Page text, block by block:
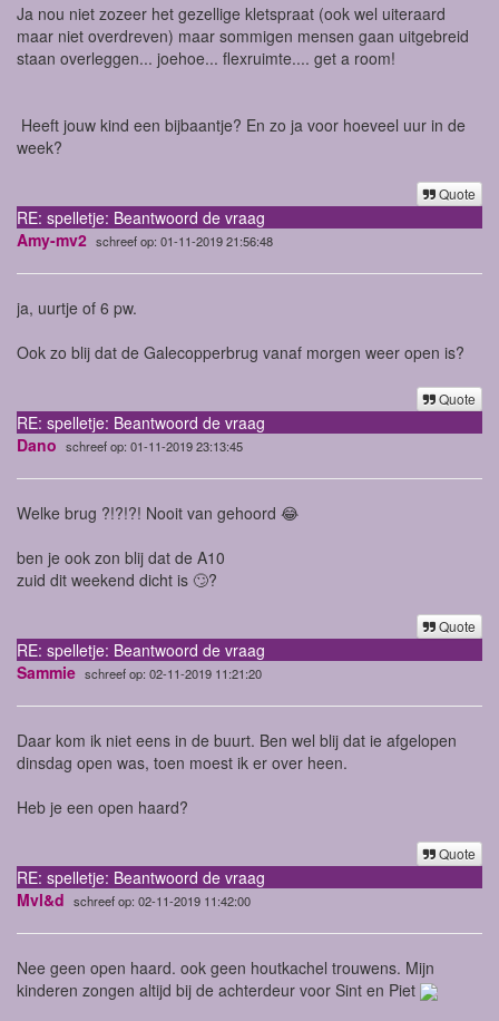
Ja nou niet zozeer het gezellige kletspraat (ook wel uiteraard
maar niet overdreven) maar sommigen mensen gaan uitgebreid
staan overleggen... joehoe... flexruimte.... get a room!
Heeft jouw kind een bijbaantje? En zo ja voor hoeveel uur in de
week?
Quote
RE: spelletje: Beantwoord de vraag
Amy-mv2 schreef op: 01-11-2019 21:56:48
ja, uurtje of 6 pw.
Ook zo blij dat de Galecopperbrug vanaf morgen weer open is?
Quote
RE: spelletje: Beantwoord de vraag
Dano schreef op: 01-11-2019 23:13:45
Welke brug ?!?!?! Nooit van gehoord 😂
ben je ook zon blij dat de A10
zuid dit weekend dicht is 🙄?
Quote
RE: spelletje: Beantwoord de vraag
Sammie schreef op: 02-11-2019 11:21:20
Daar kom ik niet eens in de buurt. Ben wel blij dat ie afgelopen
dinsdag open was, toen moest ik er over heen.
Heb je een open haard?
Quote
RE: spelletje: Beantwoord de vraag
Mvl&d schreef op: 02-11-2019 11:42:00
Nee geen open haard. ook geen houtkachel trouwens. Mijn
kinderen zongen altijd bij de achterdeur voor Sint en Piet